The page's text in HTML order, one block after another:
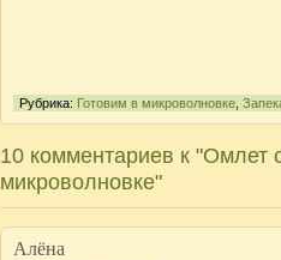
Рубрика: Готовим в микроволновке ,
10 комментариев к "Омлет
микроволновке"
Алёна